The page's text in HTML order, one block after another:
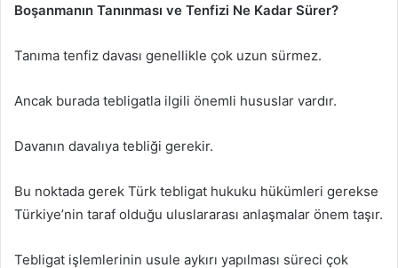
Boşanmanın Tanınması ve Tenfizi Ne Kadar Sürer?
Tanıma tenfiz davası genellikle çok uzun sürmez.
Ancak burada tebligatla ilgili önemli hususlar vardır.
Davanın davalıya tebliği gerekir.
Bu noktada gerek Türk tebligat hukuku hükümleri gerekse
Türkiye’nin taraf olduğu uluslararası anlaşmalar önem taşır.
Tebligat işlemlerinin usule aykırı yapılması süreci çok